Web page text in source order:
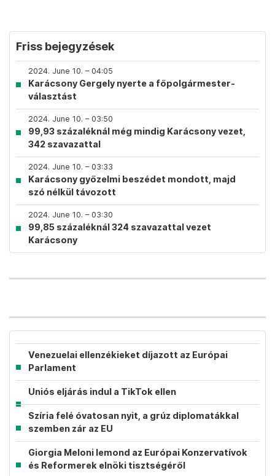
Friss bejegyzések
2024. June 10. – 04:05
Karácsony Gergely nyerte a főpolgármester-
választást
2024. June 10. – 03:50
99,93 százaléknál még mindig Karácsony vezet,
342 szavazattal
2024. June 10. – 03:33
Karácsony győzelmi beszédet mondott, majd
szó nélkül távozott
2024. June 10. – 03:30
99,85 százaléknál 324 szavazattal vezet
Karácsony
Venezuelai ellenzékieket díjazott az Európai
Parlament
Uniós eljárás indul a TikTok ellen
Szíria felé óvatosan nyit, a grúz diplomatákkal
szemben zár az EU
Giorgia Meloni lemond az Európai Konzervatívok
és Reformerek elnöki tisztségéről